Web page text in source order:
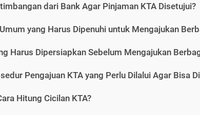
dari Bank Agar Pinjaman KTA Disetujui?
yang Harus Dipenuhi untuk Mengajukan
Harus Dipersiapkan Sebelum Mengajukan
Pengajuan KTA yang Perlu Dilalui Agar Bisa
Hitung Cicilan KTA?